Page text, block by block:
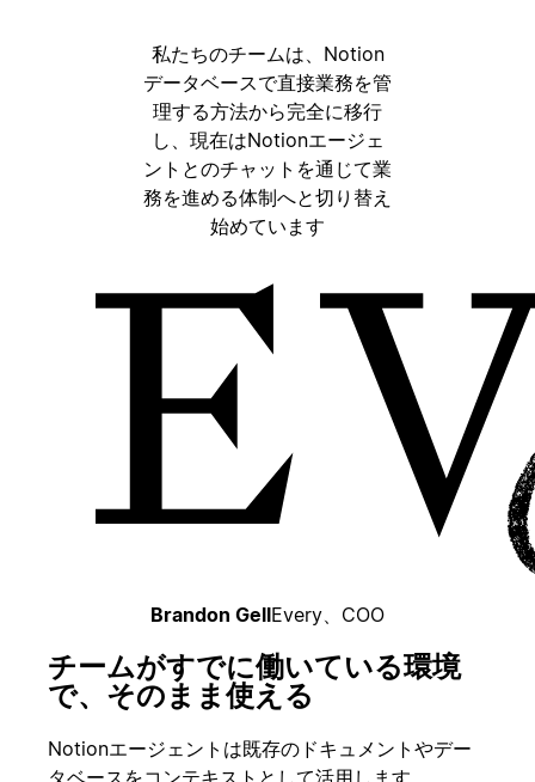
私たちのチームは、Notion
データベースで直接業務を管
理する方法から完全に移行
し、現在はNotionエージェ
ントとのチャットを通じて業
務を進める体制へと切り替え
始めています
Brandon GellEvery、COO
チームがすでに働いている環境
で、そのまま使える
Notionエージェントは既存のドキュメントやデー
タベースをコンテキストとして活用します。